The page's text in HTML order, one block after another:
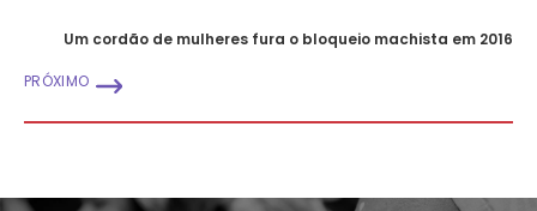
Um cordão de mulheres fura o bloqueio machista em 2016
PRÓXIMO